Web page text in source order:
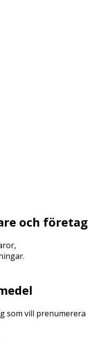
och företag
som vill prenumerera